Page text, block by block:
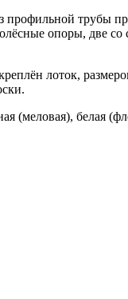
профильной трубы
опоры, две
лоток,
(меловая), белая